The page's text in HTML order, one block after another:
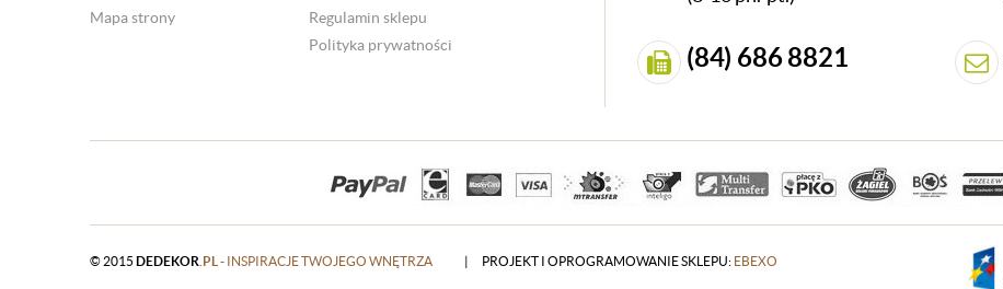
Mapa strony
Regulamin sklepu
Polityka prywatności
(84) 686 8821
© 2015 DEDEKOR .PL - INSPIRACJE TWOJEGO WNĘTRZA | PROJEKT I OPROGRAMOWANIE SKLEPU: EBEXO